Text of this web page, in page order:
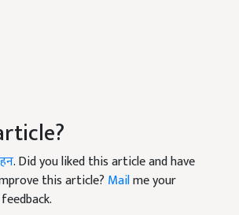
. Did you liked this article and have
this article? Mailme your